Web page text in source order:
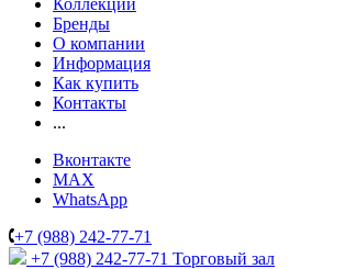
Коллекции
Бренды
О компании
Информация
Как купить
Контакты
...
Вконтакте
MAX
WhatsApp
+7 (988) 242-77-71
+7 (988) 242-77-71 Торговый зал